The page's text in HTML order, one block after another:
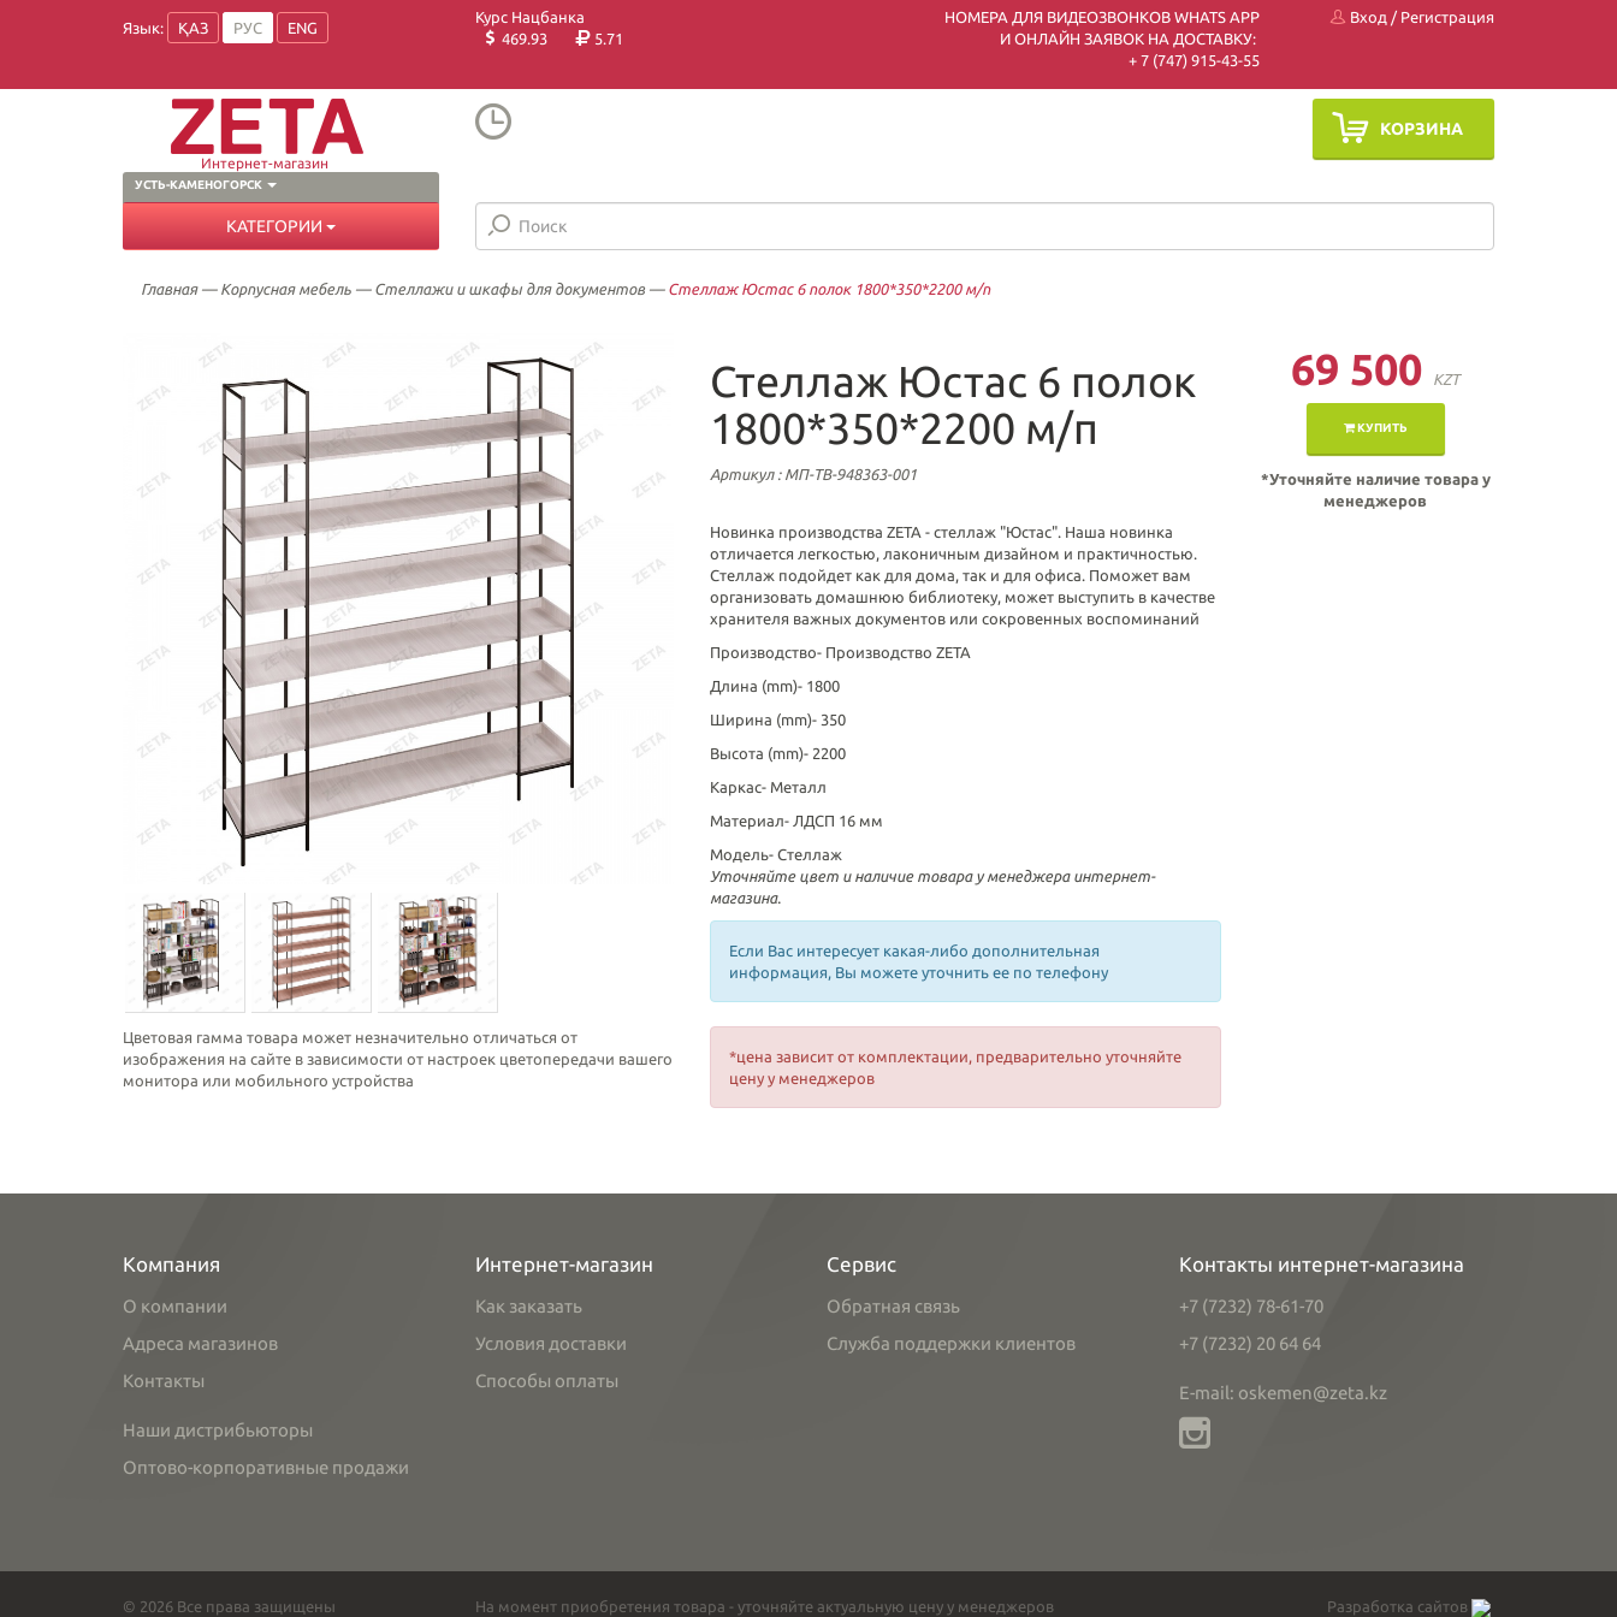
Язык: ҚАЗ РУС ENG
Курс Нацбанка
469.93
5.71
НОМЕРА ДЛЯ ВИДЕОЗВОНКОВ WHATS APP
И ОНЛАЙН ЗАЯВОК НА ДОСТАВКУ:
+ 7 (747) 915-43-55
Вход / Регистрация
УСТЬ-КАМЕНОГОРСК
Интернет-магазин
КОРЗИНА
КАТЕГОРИИ
Главная— Корпусная мебель — Стеллажи и шкафы для документов — Стеллаж Юстас 6 полок 1800*350*2200 м/п
Цветовая гамма товара может незначительно отличаться от
изображения на сайте в зависимости от настроек цветопередачи вашего
монитора или мобильного устройства
69 500 KZT
КУПИТЬ
*Уточняйте наличие товара у
менеджеров
Стеллаж Юстас 6 полок
1800*350*2200 м/п
Артикул: МП-ТВ-948363-001
Новинка производства ZETA - стеллаж "Юстас". Наша новинка
отличается легкостью, лаконичным дизайном и практичностью.
Стеллаж подойдет как для дома, так и для офиса. Поможет вам
организовать домашнюю библиотеку, может выступить в качестве
хранителя важных документов или сокровенных воспоминаний
Производство- Производство ZETA
Длина (mm)- 1800
Ширина (mm)- 350
Высота (mm)- 2200
Каркас- Металл
Материал- ЛДСП 16 мм
Модель- Стеллаж
Уточняйте цвет и наличие товара у менеджера интернет-
магазина.
Если Вас интересует какая-либо дополнительная
информация, Вы можете уточнить ее по телефону
*цена зависит от комплектации, предварительно уточняйте
цену у менеджеров
Компания
О компании
Адреса магазинов
Контакты
Наши дистрибьюторы
Оптово-корпоративные продажи
Интернет-магазин
Как заказать
Условия доставки
Способы оплаты
Сервис
Обратная связь
Служба поддержки клиентов
Контакты интернет-магазина
+7 (7232) 78-61-70
+7 (7232) 20 64 64
E-mail: oskemen@zeta.kz
© 2026 Все права защищены На момент приобретения товара - уточняйте актуальную цену у менеджеров Разработка сайтов